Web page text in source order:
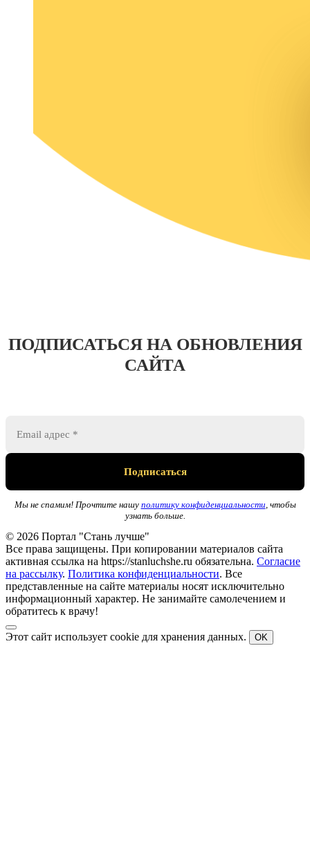
ПОДПИСАТЬСЯ НА ОБНОВЛЕНИЯ
САЙТА
Мы не спамим! Прочтите нашу политику конфиденциальности , чтобы
узнать больше.
© 2026 Портал "Стань лучше"
Все права защищены. При копировании материалов сайта
активная ссылка на https://stanluchshe.ru обязательна. Согласие
на рассылку. Политика конфиденциальности. Все
представленные на сайте материалы носят исключительно
информационный характер. Не занимайте самолечением и
обратитесь к врачу!
Этот сайт использует cookie для хранения данных. OK